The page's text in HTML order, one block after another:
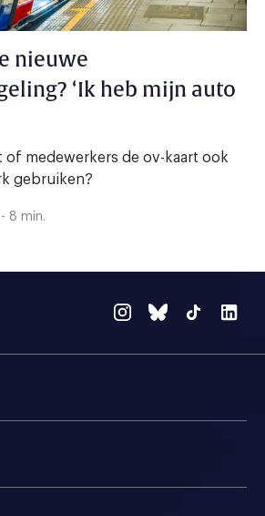
nieuwe
‘Ik heb mijn auto
of medewerkers de ov-kaart ook
gebruiken?
8 min.